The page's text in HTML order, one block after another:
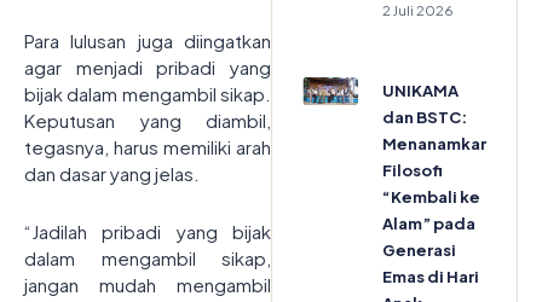
Para lulusan juga diingatkan
agar menjadi pribadi yang
bijak dalam mengambil sikap.
Keputusan yang diambil,
tegasnya, harus memiliki arah
dan dasar yang jelas.
“Jadilah pribadi yang bijak
dalam mengambil sikap,
jangan mudah mengambil
2 Juli 2026
UNIKAMA
dan BSTC:
Menanamkan
Filosofi
“Kembali ke
Alam” pada
Generasi
Emas di Hari